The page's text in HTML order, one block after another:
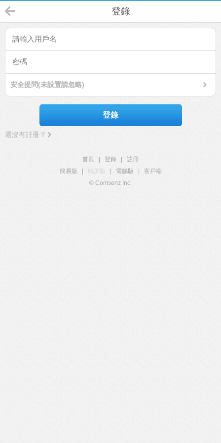
登錄
安全提問(未設置請忽略)
登錄
還沒有註冊？
首頁 登錄
註冊
簡易版
觸屏版 電腦版
客戶端
© Comsenz Inc.